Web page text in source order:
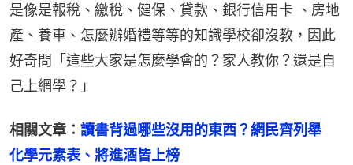
是像是報稅、繳稅、健保、貸款、銀行信用卡 、房地
產、養車、怎麼辦婚禮等等的知識學校卻沒教，因此
好奇問「這些大家是怎麼學會的？家人教你？還是自
己上網學？」
相關文章： 讀書背過哪些沒用的東西？網民齊列舉
化學元素表、將進酒皆上榜